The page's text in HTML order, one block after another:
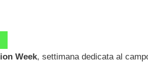
Week, settimana dedicata al